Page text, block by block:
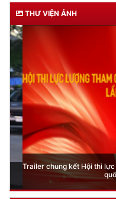
THƯ VIỆN ẢNH
Trailer chung kết Hội thi lực
quốc